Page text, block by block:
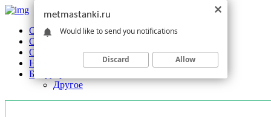
Обзоры станков
Оборудование
Обработка
Новости отрасли
Без рубрики
Другое
metmastanki.ru
Would like to send you notifications
Discard Allow